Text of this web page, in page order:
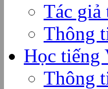
Tác giả
Thông
Học tiếng
Thông